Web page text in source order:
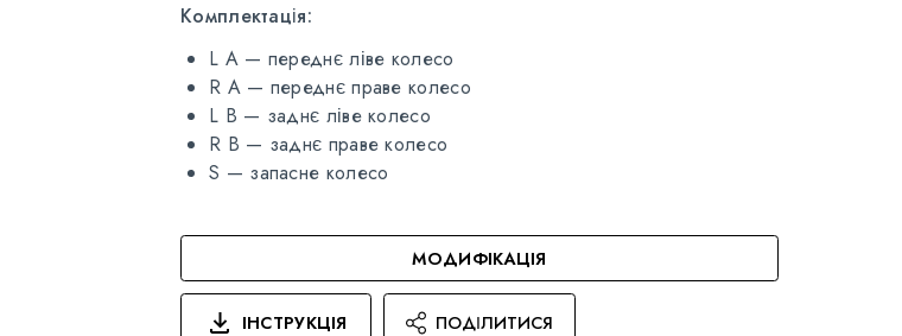
Комплектація:
L A — переднє ліве колесо
R A — переднє праве колесо
L B — заднє ліве колесо
R B — заднє праве колесо
S — запасне колесо
МОДИФІКАЦІЯ
ІНСТРУКЦІЯ ПОДІЛИТИСЯ